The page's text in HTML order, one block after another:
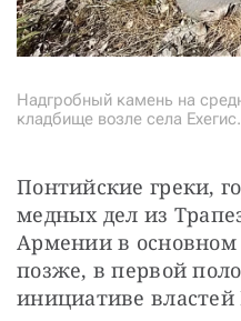
Надгробный камень на
кладбище возле села
Понтийские греки,
медных дел из
Армении в
позже, в первой
инициативе